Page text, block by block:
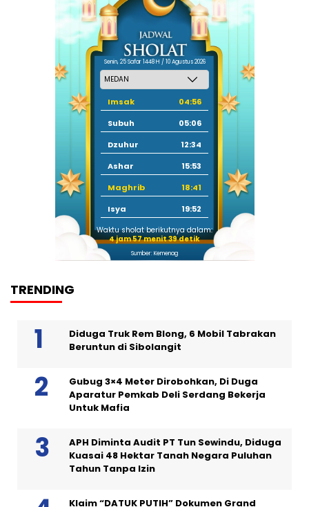
Senin, 25 Safar 1448 H / 10 Agustus 2026
Imsak
04:56
Subuh
05:06
Dzuhur
12:34
Ashar
15:53
Maghrib
18:41
Isya
19:52
Waktu sholat berikutnya dalam:
4 jam 57 menit 39 detik
Sumber: Kemenag
TRENDING
Diduga Truk Rem Blong, 6 Mobil Tabrakan
Beruntun di Sibolangit
Gubug 3×4 Meter Dirobohkan, Di Duga
Aparatur Pemkab Deli Serdang Bekerja
Untuk Mafia
APH Diminta Audit PT Tun Sewindu, Diduga
Kuasai 48 Hektar Tanah Negara Puluhan
Tahun Tanpa Izin
Klaim “DATUK PUTIH” Dokumen Grand